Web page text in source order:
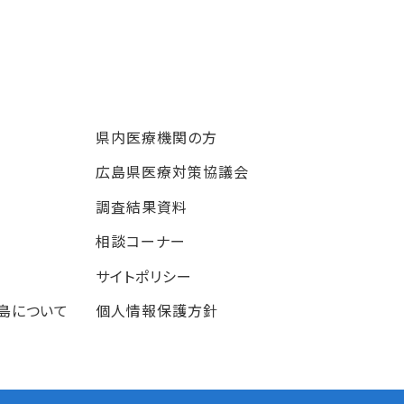
について
県内医療機関の方
広島県医療対策協議会
調査結果資料
相談コーナー
サイトポリシー
個人情報保護方針